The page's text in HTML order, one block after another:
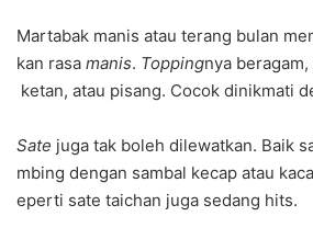
Martabak manis atau terang bulan
kan rasa manis. Toppingnya
ketan, atau pisang. Cocok dinikmati
Sate juga tak boleh dilewatkan. Baik
mbing dengan sambal kecap atau
eperti sate taichan juga sedang hits.